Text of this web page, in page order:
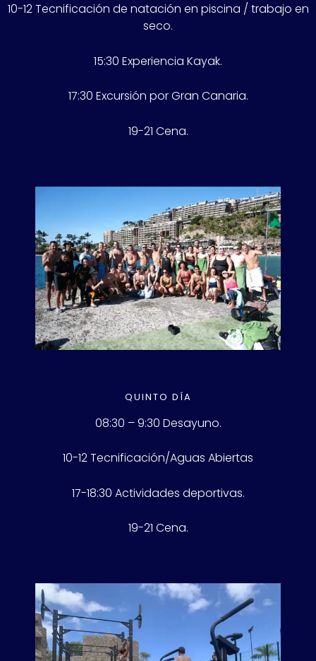
10-12 Tecnificación de natación en piscina / trabajo en
seco.
15:30 Experiencia Kayak.
17:30 Excursión por Gran Canaria.
19-21 Cena.
QUINTO DÍA
08:30 – 9:30 Desayuno.
10-12 Tecnificación/Aguas Abiertas
17-18:30 Actividades deportivas.
19-21 Cena.